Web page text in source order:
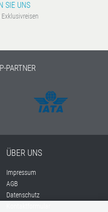
SIE UNS
PARTNER
ÜBER UNS
Impressum
AGB
Datenschutz